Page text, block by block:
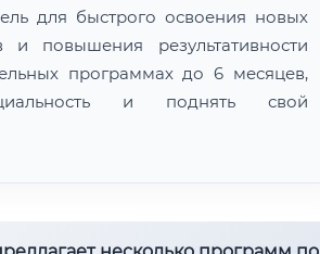
для быстрого освоения новых
и повышения результативности
программах до 6 месяцев,
и поднять свой